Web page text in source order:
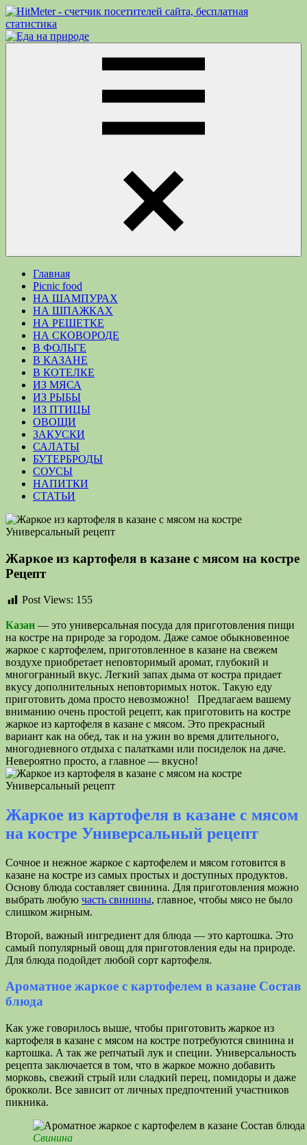
Перейти
к
Главная
Picnic food
НА ШАМПУРАХ
НА ШПАЖКАХ
НА РЕШЕТКЕ
НА СКОВОРОДЕ
В ФОЛЬГЕ
В КАЗАНЕ
В КОТЕЛКЕ
ИЗ МЯСА
ИЗ РЫБЫ
ИЗ ПТИЦЫ
ОВОЩИ
ЗАКУСКИ
САЛАТЫ
БУТЕРБРОДЫ
СОУСЫ
НАПИТКИ
СТАТЬИ
Жаркое из картофеля в казане с мясом на костре
Рецепт
Post Views: 155
Казан — это универсальная посуда для приготовления пищи
на костре на природе за городом. Даже самое обыкновенное
жаркое с картофелем, приготовленное в казане на свежем
воздухе приобретает неповторимый аромат, глубокий и
многогранный вкус. Легкий запах дыма от костра придает
вкусу дополнительных неповторимых ноток. Такую еду
приготовить дома просто невозможно! Предлагаем вашему
вниманию очень простой рецепт, как приготовить на костре
жаркое из картофеля в казане с мясом. Это прекрасный
вариант как на обед, так и на ужин во время длительного,
многодневного отдыха с палатками или посиделок на даче.
Невероятно просто, а главное — вкусно!
Жаркое из картофеля в казане с мясом
на костре Универсальный рецепт
Сочное и нежное жаркое с картофелем и мясом готовится в
казане на костре из самых простых и доступных продуктов.
Основу блюда составляет свинина. Для приготовления можно
выбрать любую часть свинины, главное, чтобы мясо не было
слишком жирным.
Второй, важный ингредиент для блюда — это картошка. Это
самый популярный овощ для приготовления еды на природе.
Для блюда подойдет любой сорт картофеля.
Ароматное жаркое с картофелем в казане Состав
блюда
Как уже говорилось выше, чтобы приготовить жаркое из
картофеля в казане с мясом на костре потребуются свинина и
картошка. А так же репчатый лук и специи. Универсальность
рецепта заключается в том, что в жаркое можно добавить
морковь, свежий стрый или сладкий перец, помидоры и даже
брокколи. Все зависит от личных предпочтений участников
пикника.
Свинина